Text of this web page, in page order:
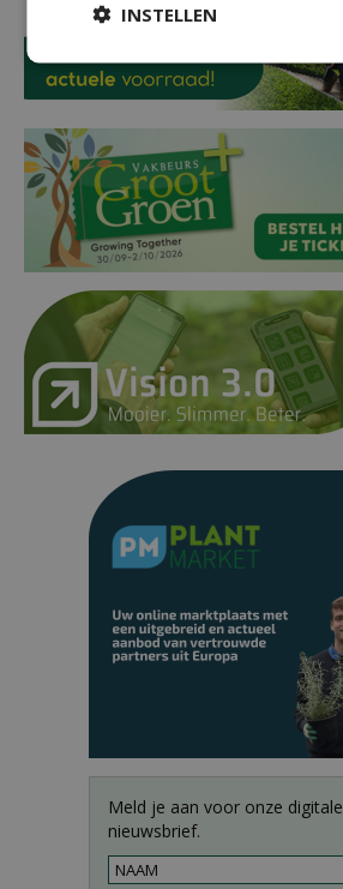
Meld je aan voor onze digitale
nieuwsbrief.
INSTELLEN